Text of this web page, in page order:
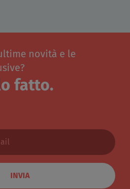
novità e le
fatto.
INVIA